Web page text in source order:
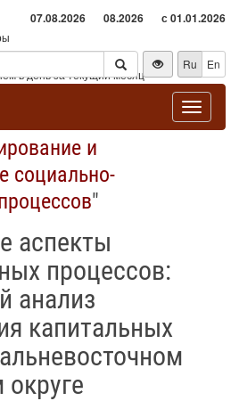
07.08.2026 08.2026 с 01.01.2026
в день за текущий месяц
Ru En
Toggle
и
социально-
"
аспекты
процессов:
анализ
капитальных